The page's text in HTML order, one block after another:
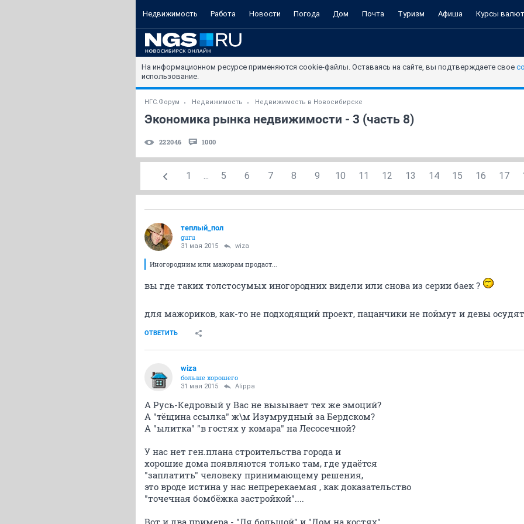
Недвижимость Работа Новости Погода Дом Почта Туризм Афиша Курсы валют
На информационном ресурсе применяются cookie-файлы. Оставаясь на сайте, вы подтверждаете свое
использование.
НГС.Форум Недвижимость Недвижимость в Новосибирске
Экономика рынка недвижимости - 3 (часть 8)
222046 1000
1 ... 5 6 7 8 9 10 11 12 13 14 15 16 17
теплый_пол
guru
31 мая 2015 wiza
Иногородним или мажорам продаст...
вы где таких толстосумых иногородних видели или снова из серии баек ?
для мажориков, как-то не подходящий проект, пацанчики не поймут и девы
ОТВЕТИТЬ
wiza
больше хорошего
31 мая 2015 Alippa
А Русь-Кедровый у Вас не вызывает тех же эмоций?
А "тёщина ссылка" ж\м Изумрудный за Бердском?
А "ылитка" "в гостях у комара" на Лесосечной?
У нас нет ген.плана строительства города и
хорошие дома появляются только там, где удаётся
"заплатить" человеку принимающему решения,
это вроде истина у нас непререкаемая , как доказательство
"точечная бомбёжка застройкой"....
Вот и два примера - "Ля большой" и "Дом на костях"